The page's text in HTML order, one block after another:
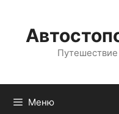
содержимому
Меню